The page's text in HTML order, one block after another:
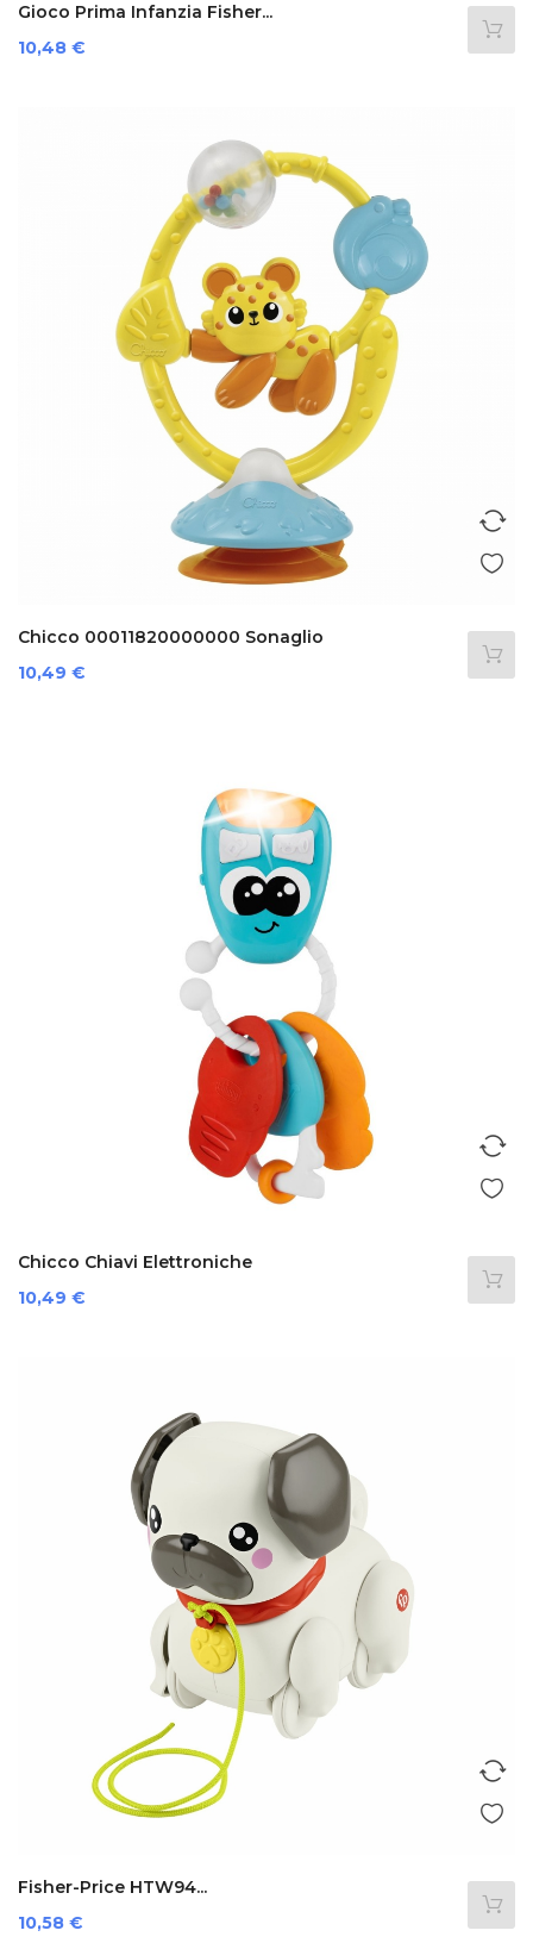
Gioco Prima Infanzia Fisher...
Prezzo
10,48 €
Chicco 00011820000000 Sonaglio
Prezzo
10,49 €
Chicco Chiavi Elettroniche
Prezzo
10,49 €
Fisher-Price HTW94...
Prezzo
10,58 €